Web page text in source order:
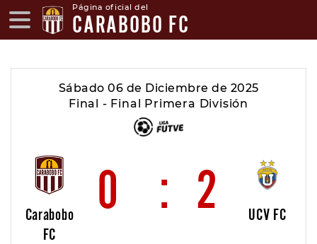
Página oficial del
CARABOBO FC
Sábado 06 de Diciembre de 2025
Final - Final Primera División
Carabobo
FC
0 : 2 UCV FC